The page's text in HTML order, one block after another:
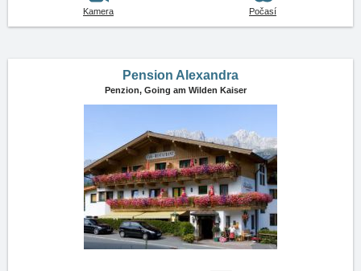
Kamera Počasí
Pension Alexandra
Penzion, Going am Wilden Kaiser